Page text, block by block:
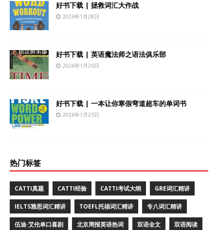
好书下载 | 拯救词汇大作战
2026年1月28日
好书下载 | 英语魔法师之语法俱乐部
2026年1月26日
好书下载 | 一本让你寒假弯道超车的单词书
2026年1月25日
热门标签
CATTI真题 CATTI经验 CATTI考试大纲 GRE词汇精讲
IELTS雅思词汇精讲 TOEFL托福词汇精讲 专八词汇精讲
伍迪·艾伦单口喜剧 北京周报英语热词 双语全文 双语阅读